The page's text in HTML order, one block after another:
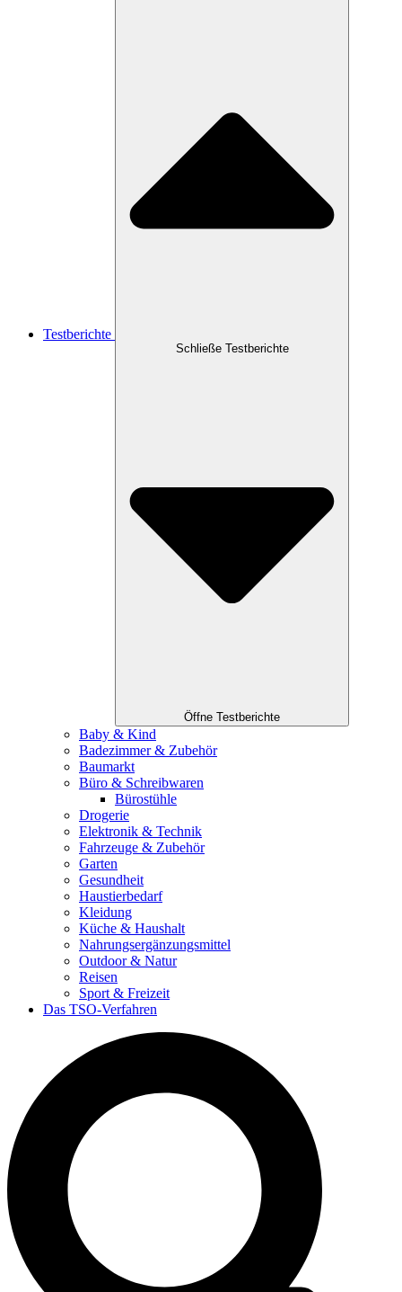
Testberichte
Schließe Testberichte
Öffne Testberichte
Baby & Kind
Badezimmer & Zubehör
Baumarkt
Büro & Schreibwaren
Bürostühle
Drogerie
Elektronik & Technik
Fahrzeuge & Zubehör
Garten
Gesundheit
Haustierbedarf
Kleidung
Küche & Haushalt
Nahrungsergänzungsmittel
Outdoor & Natur
Reisen
Sport & Freizeit
Das TSO-Verfahren